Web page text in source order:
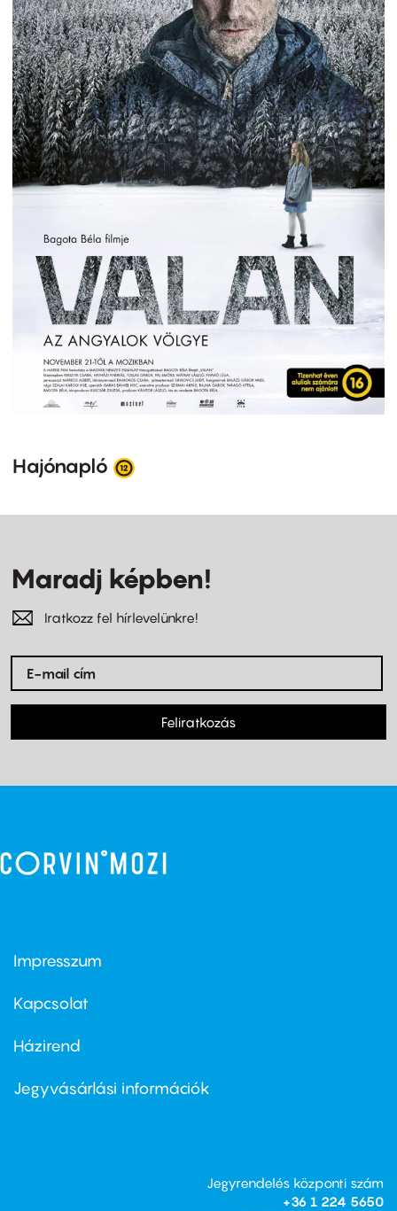
Hajónapló
Maradj képben!
Iratkozz fel hírlevelünkre!
Feliratkozás
Footer
first
Impresszum
Kapcsolat
Footer
second
Házirend
Jegyvásárlási információk
Jegyrendelés központi szám
+36 1 224 5650